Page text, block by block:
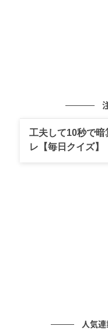
工夫して10秒で暗
レ【毎日クイズ】
人気